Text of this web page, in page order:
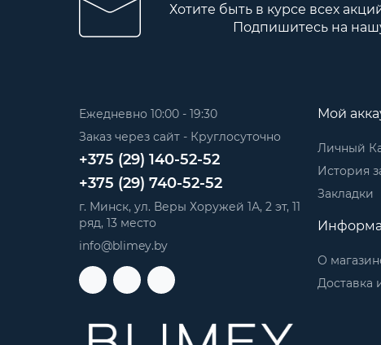
Хотите быть в курсе всех
Подпишитесь на
Ежедневно 10:00 - 19:30
Заказ через сайт - Круглосуточно
+375 (29) 140-52-52
+375 (29) 740-52-52
г. Минск, ул. Веры Хоружей 1А, 2 эт, 11
ряд, 13 место
info@blimey.by
Мой
Личный
История
Закладки
О
Доставка